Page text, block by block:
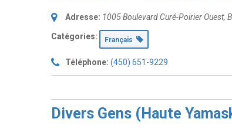
Adresse: 1005 Boulevard Curé-Poirier Ouest,
Catégories: Français
Téléphone: (450) 651-9229
Divers Gens (Haute